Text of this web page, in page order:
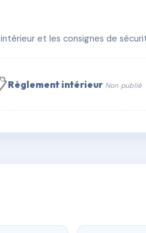
et les consignes de
Règlement intérieur Non publié
🇫🇷